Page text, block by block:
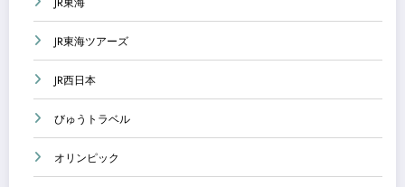
JR東海ツアーズ
JR西日本
びゅうトラベル
オリンピック